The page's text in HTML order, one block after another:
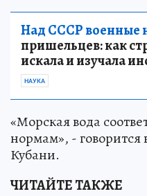
Над СССР военные
пришельцев: как
искала и изучала
НАУКА
«Морская вода
нормам», -
Кубани.
ЧИТАЙТЕ ТАКЖЕ